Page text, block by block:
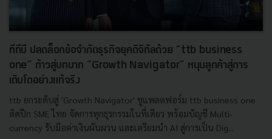
ทีทีบี ปลดล็อกข้อจำกัดธุรกิจยุคดิจิทัลด้วย “ttb business
one” ก้าวสู่บทบาท “Growth Navigator” หนุนลูกค้าสู่การ
เติบโตอย่างแท้จริง
ttb ยกระดับสู่ 'Growth Navigator' ชูแพลตฟอร์ม ttb business one
ติดปีก SME ไทย จัดการทุกธุรกรรมในที่เดียว พร้อมบัญชี Multi-
currency รับมือค่าเงินผันผวน และเตรียมนำ AI สู่การเป็น Dig...